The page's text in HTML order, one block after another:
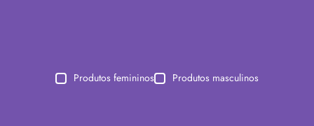
Produtos femininos Produtos masculinos